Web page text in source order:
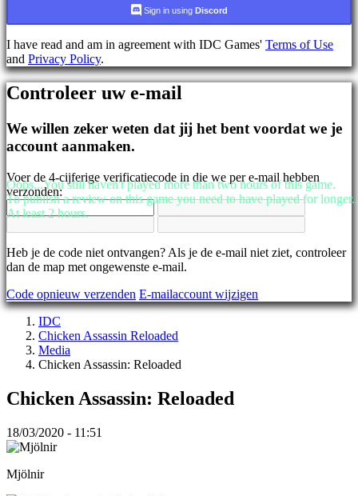
BS
DA
DE
EL
EN
FI
FR
HR
JA
KO
NL
NO
PL
PT
RO
SR
SV
game
De
Sign in using Discord
I have read and am in agreement with IDC Games' Terms of Use
and Privacy Policy.
Controleer uw e-mail
We willen zeker weten dat jij het bent voordat we je
account aanmaken.
Voer de 4-cijferige verificatiecode in die we per e-mail hebben
verzonden:
Heb je de code niet ontvangen? Als je de e-mail niet ziet, controleer
dan de map met ongewenste e-mail.
Code opnieuw verzenden E-mailaccount wijzigen
IDC
Chicken Assassin Reloaded
Media
Chicken Assassin: Reloaded
Chicken Assassin: Reloaded
18/03/2020 - 11:51
Mjölnir
Oops...You still haven't played more than two hours of this game.
To publish a review on this game you need to have played for
At least 2 hours.